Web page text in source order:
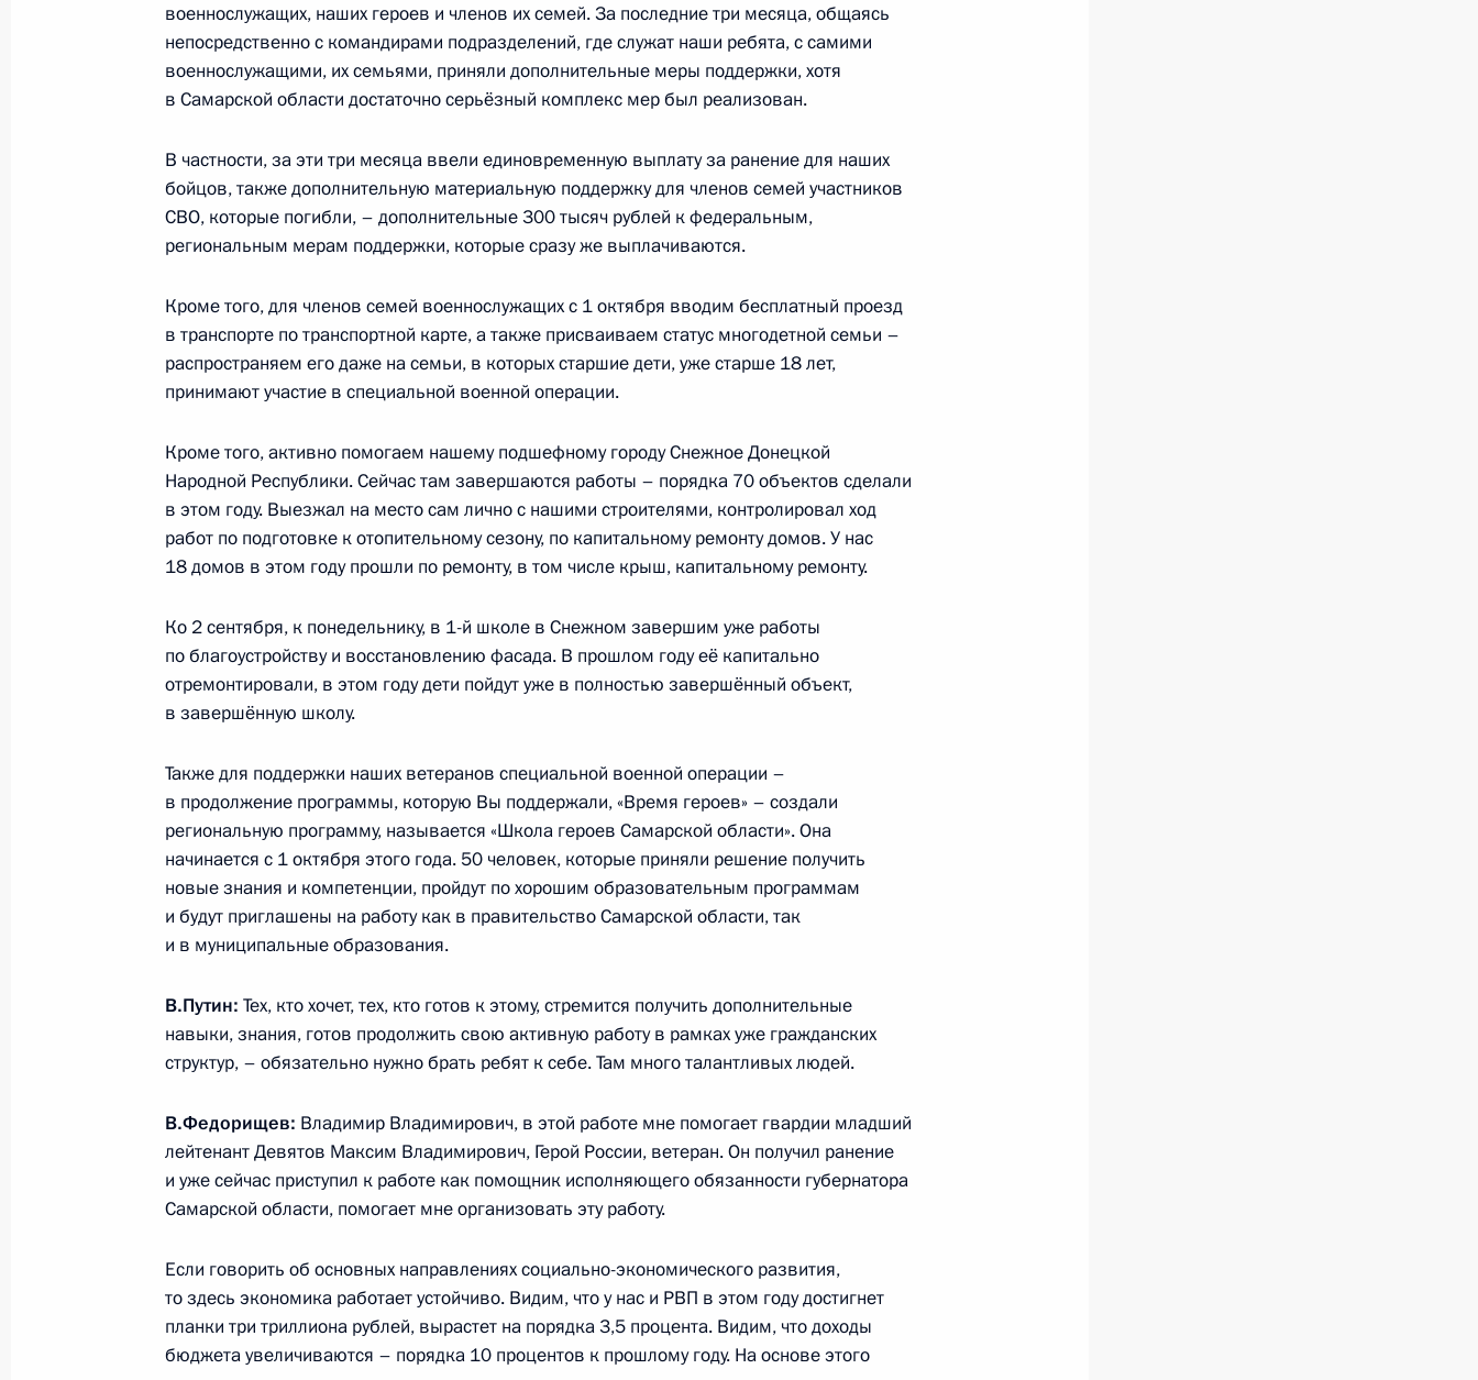
7 августа 2024 года, 15:30
Открытие автодорожных обходов Твери и Тольятти
Указ об исполняющем обязанности губернатора Самарской
31 мая 2024 года, 14:30
31 мая 2024 года, 13:05
Встреча с военнослужащими Военно-Морского Флота
26 июля 2026 года
Разделы сайта
Президента
России
События
Контакты
Поиск
Подписаться
Справочник
возможностями
Информационные
ресурсы
Президента России
Президент России
Текущий ресурс
Конституция России
символика
Обратиться к Президенту
Президент России —
гражданам школьного
Виртуальный тур по
Кремлю
Владимир Путин —
личный сайт
Дикая природа России
Официальные
сетевые ресурсы
Президента России
MAX
YouTube
Правовая и
техническая
информация
О портале
данных пользователей
Написать в редакцию
доступны по лицензии:
военнослужащих, наших героев и членов их семей. За последние три месяца, общаясь
непосредственно с командирами подразделений, где служат наши ребята, с самими
военнослужащими, их семьями, приняли дополнительные меры поддержки, хотя
в Самарской области достаточно серьёзный комплекс мер был реализован.
В частности, за эти три месяца ввели единовременную выплату за ранение для наших
бойцов, также дополнительную материальную поддержку для членов семей участников
СВО, которые погибли, – дополнительные 300 тысяч рублей к федеральным,
региональным мерам поддержки, которые сразу же выплачиваются.
Кроме того, для членов семей военнослужащих с 1 октября вводим бесплатный проезд
в транспорте по транспортной карте, а также присваиваем статус многодетной семьи –
распространяем его даже на семьи, в которых старшие дети, уже старше 18 лет,
принимают участие в специальной военной операции.
Кроме того, активно помогаем нашему подшефному городу Снежное Донецкой
Народной Республики. Сейчас там завершаются работы – порядка 70 объектов сделали
в этом году. Выезжал на место сам лично с нашими строителями, контролировал ход
работ по подготовке к отопительному сезону, по капитальному ремонту домов. У нас
18 домов в этом году прошли по ремонту, в том числе крыш, капитальному ремонту.
Ко 2 сентября, к понедельнику, в 1-й школе в Снежном завершим уже работы
по благоустройству и восстановлению фасада. В прошлом году её капитально
отремонтировали, в этом году дети пойдут уже в полностью завершённый объект,
в завершённую школу.
Также для поддержки наших ветеранов специальной военной операции –
в продолжение программы, которую Вы поддержали, «Время героев» – создали
региональную программу, называется «Школа героев Самарской области». Она
начинается с 1 октября этого года. 50 человек, которые приняли решение получить
новые знания и компетенции, пройдут по хорошим образовательным программам
и будут приглашены на работу как в правительство Самарской области, так
и в муниципальные образования.
В.Путин: Тех, кто хочет, тех, кто готов к этому, стремится получить дополнительные
навыки, знания, готов продолжить свою активную работу в рамках уже гражданских
структур, – обязательно нужно брать ребят к себе. Там много талантливых людей.
В.Федорищев: Владимир Владимирович, в этой работе мне помогает гвардии младший
лейтенант Девятов Максим Владимирович, Герой России, ветеран. Он получил ранение
и уже сейчас приступил к работе как помощник исполняющего обязанности губернатора
Самарской области, помогает мне организовать эту работу.
Если говорить об основных направлениях социально-экономического развития,
то здесь экономика работает устойчиво. Видим, что у нас и РВП в этом году достигнет
планки три триллиона рублей, вырастет на порядка 3,5 процента. Видим, что доходы
бюджета увеличиваются – порядка 10 процентов к прошлому году. На основе этого